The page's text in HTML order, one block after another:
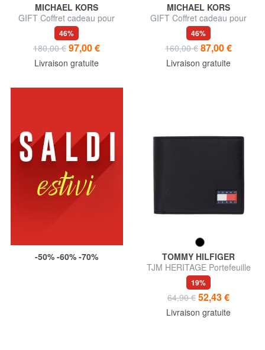
MICHAEL KORS
GIFT Coffret cadeau pour
homme, portefeuille et
ceinture
46%
180,00 € 97,00 €
Livraison gratuite
MICHAEL KORS
GIFT Coffret cadeau pour
homme, porte-cartes et
ceinture
46%
160,00 € 87,00 €
Livraison gratuite
-50% -60% -70%
TOMMY HILFIGER
TJM HERITAGE Portefeuille
avec porte-monnaie
19%
64,90 € 52,43 €
Livraison gratuite